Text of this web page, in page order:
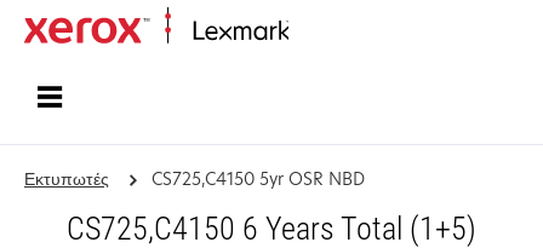
Εκτυπωτές CS725,C4150 5yr OSR NBD
CS725,C4150 6 Years Total (1+5)